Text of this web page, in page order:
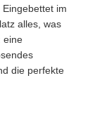
im
alles, was
eine
die perfekte